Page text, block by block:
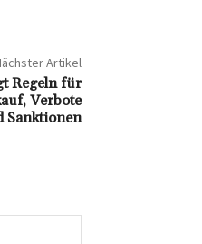
Artikel
Regeln für
Verbote
Sanktionen